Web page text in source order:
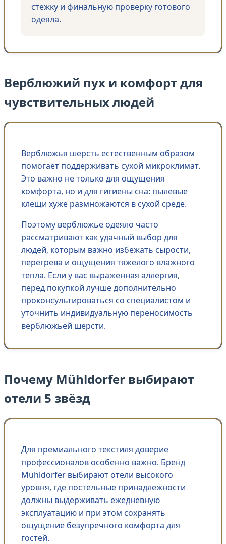
стежку и финальную проверку готового
одеяла.
Верблюжий пух и комфорт для
чувствительных людей
Верблюжья шерсть естественным образом
помогает поддерживать сухой микроклимат.
Это важно не только для ощущения
комфорта, но и для гигиены сна: пылевые
клещи хуже размножаются в сухой среде.
Поэтому верблюжье одеяло часто
рассматривают как удачный выбор для
людей, которым важно избежать сырости,
перегрева и ощущения тяжелого влажного
тепла. Если у вас выраженная аллергия,
перед покупкой лучше дополнительно
проконсультироваться со специалистом и
уточнить индивидуальную переносимость
верблюжьей шерсти.
Почему Mühldorfer выбирают
отели 5 звёзд
Для премиального текстиля доверие
профессионалов особенно важно. Бренд
Mühldorfer выбирают отели высокого
уровня, где постельные принадлежности
должны выдерживать ежедневную
эксплуатацию и при этом сохранять
ощущение безупречного комфорта для
гостей.